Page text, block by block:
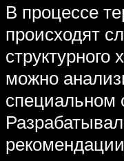
В процессе
происходят
структурного
можно
специальном